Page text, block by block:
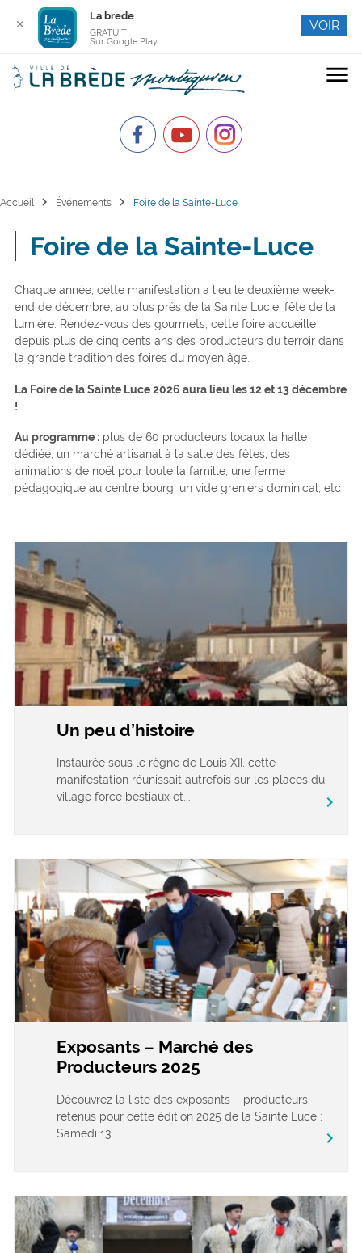
menu
Accueil chevron_right Événements chevron_right Foire de la Sainte-Luce
Foire de la Sainte-Luce
Chaque année, cette manifestation a lieu le deuxième week-
end de décembre, au plus près de la Sainte Lucie, fête de la
lumière. Rendez-vous des gourmets, cette foire accueille
depuis plus de cinq cents ans des producteurs du terroir dans
la grande tradition des foires du moyen âge.
La Foire de la Sainte Luce 2026 aura lieu les 12 et 13 décembre
!
Au programme :plus de 60 producteurs locaux la halle
dédiée, un marché artisanal à la salle des fêtes, des
animations de noël pour toute la famille, une ferme
pédagogique au centre bourg, un vide greniers dominical, etc
Un peu d’histoire
Instaurée sous le règne de Louis XII, cette
manifestation réunissait autrefois sur les places du
village force bestiaux et...
chevron_right
Exposants – Marché des
Producteurs 2025
Découvrez la liste des exposants – producteurs
retenus pour cette édition 2025 de la Sainte Luce :
Samedi 13...
chevron_right
✕
La brede
GRATUIT
Sur Google Play
VOIR